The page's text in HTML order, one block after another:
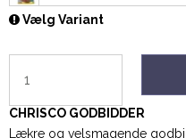
Vælg Variant
CHRISCO GODBIDDER
Lækre og velsmagende